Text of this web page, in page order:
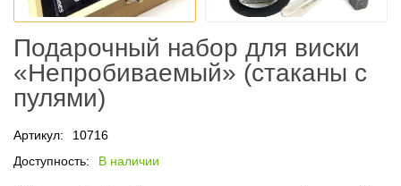
Подарочный набор для виски
«Непробиваемый» (стаканы с
пулями)
Артикул:
10716
Доступность:
В наличии